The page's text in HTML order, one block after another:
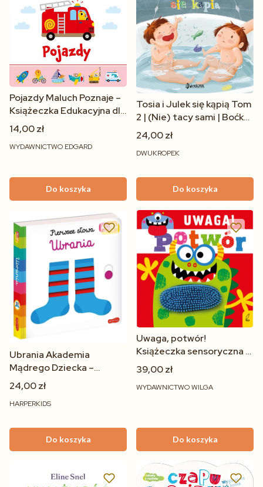
Pojazdy Maluch Poznaje –
Książeczka Edukacyjna dla
Dzieci 1-3 lata | Kapitan
Nauka
14,00 zł
WYDAWNICTWO EDGARD
Do koszyka
Tosia i Julek się kąpią Tom
2 | (Nie) tacy sami | Boćko-
Mysiorska
24,00 zł
DWUKROPEK
Do koszyka
Ubrania Akademia
Mądrego Dziecka –
Książeczka Edukacyjna dla
Dzieci 1+
24,00 zł
HARPERKIDS
Do koszyka
Uwaga, potwór!
Książeczka sensoryczna z
gumkami dla niemowląt 0–
2 lat
39,00 zł
WYDAWNICTWO WILGA
Do koszyka